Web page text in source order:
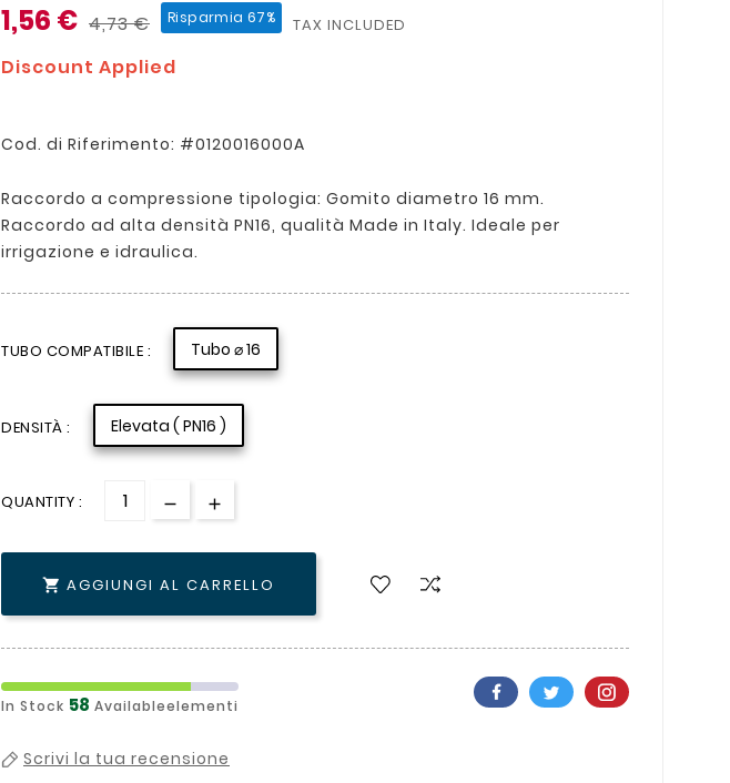
1,56 € 4,73 € Risparmia 67% TAX INCLUDED
Discount Applied
Cod. di Riferimento: #0120016000A
Raccordo a compressione tipologia: Gomito diametro 16 mm.
Raccordo ad alta densità PN16, qualità Made in Italy. Ideale per
irrigazione e idraulica.
TUBO COMPATIBILE : Tubo ⌀ 16
DENSITÀ : Elevata ( PN16 )
QUANTITY :
 AGGIUNGI AL CARRELLO
In Stock 58 Availableelementi
Scrivi la tua recensione